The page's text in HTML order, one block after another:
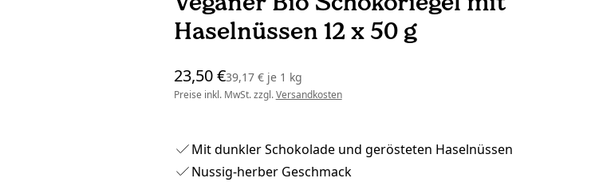
Haselnüssen 12 x 50 g
23,50 €39,17 € je1 kg
Preise inkl. MwSt. zzgl.Versandkosten
Mit dunkler Schokolade und gerösteten Haselnüssen
Nussig-herber Geschmack